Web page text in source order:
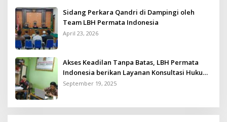
Sidang Perkara Qandri di Dampingi oleh
Team LBH Permata Indonesia
April 23, 2026
Akses Keadilan Tanpa Batas, LBH Permata
Indonesia berikan Layanan Konsultasi Hukum
Gratis untuk Kurang Mampu
September 19, 2025